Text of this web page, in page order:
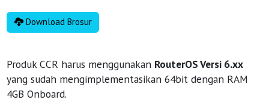
Download Brosur
Produk CCR harus menggunakan RouterOS Versi 6.xx
yang sudah mengimplementasikan 64bit dengan RAM
4GB Onboard.